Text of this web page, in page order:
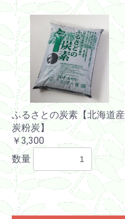
ふるさとの炭素【北海道産
炭粉炭】
￥3,300
数量